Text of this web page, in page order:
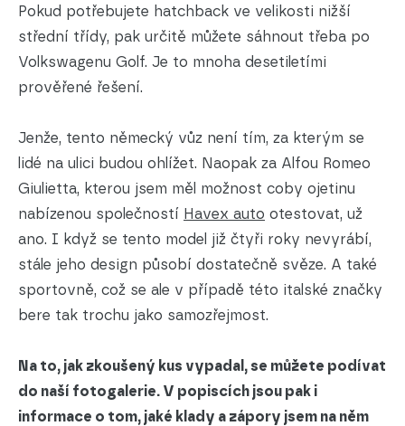
Pokud potřebujete hatchback ve velikosti nižší
střední třídy, pak určitě můžete sáhnout třeba po
Volkswagenu Golf. Je to mnoha desetiletími
prověřené řešení.
Jenže, tento německý vůz není tím, za kterým se
lidé na ulici budou ohlížet. Naopak za Alfou Romeo
Giulietta, kterou jsem měl možnost coby ojetinu
nabízenou společností Havex auto otestovat, už
ano. I když se tento model již čtyři roky nevyrábí,
stále jeho design působí dostatečně svěze. A také
sportovně, což se ale v případě této italské značky
bere tak trochu jako samozřejmost.
Na to, jak zkoušený kus vypadal, se můžete podívat
do naší fotogalerie. V popiscích jsou pak i
informace o tom, jaké klady a zápory jsem na něm